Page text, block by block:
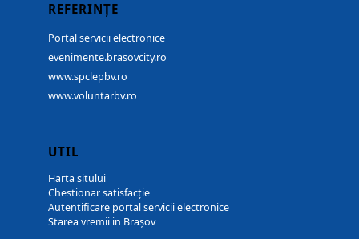
REFERINȚE
Portal servicii electronice
evenimente.brasovcity.ro
www.spclepbv.ro
www.voluntarbv.ro
UTIL
Harta sitului
Chestionar satisfacție
Autentificare portal servicii electronice
Starea vremii in Brașov